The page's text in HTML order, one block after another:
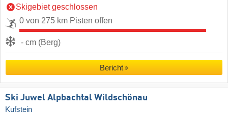
Skigebiet geschlossen
0 von 275 km Pisten offen
- cm (Berg)
Bericht
Ski Juwel Alpbachtal Wildschönau
Kufstein